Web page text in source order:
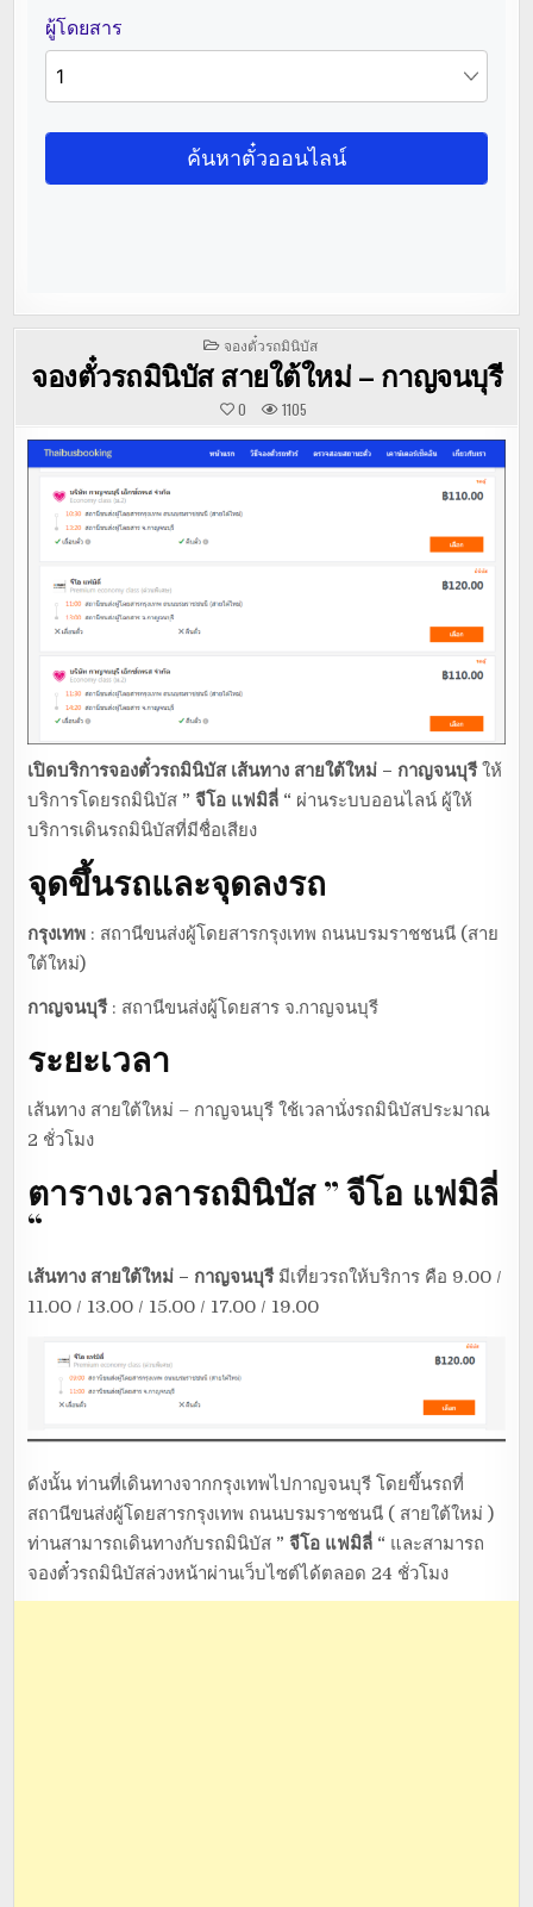
POSTED
IN
จองตั๋วรถมินิบัส
จองตั๋วรถมินิบัส สายใต้ใหม่ – กาญจนบุรี
0 1105
เปิดบริการจองตั๋วรถมินิบัส เส้นทาง สายใต้ใหม่ – กาญจนบุรีให้
บริการโดยรถมินิบัส ” จีโอ แฟมิลี่ “ ผ่านระบบออนไลน์ ผู้ให้
บริการเดินรถมินิบัสที่มีชื่อเสียง
จุดขึ้นรถและจุดลงรถ
กรุงเทพ : สถานีขนส่งผู้โดยสารกรุงเทพ ถนนบรมราชชนนี (สาย
ใต้ใหม่)
กาญจนบุรี : สถานีขนส่งผู้โดยสาร จ.กาญจนบุรี
ระยะเวลา
เส้นทาง สายใต้ใหม่ – กาญจนบุรี ใช้เวลานั่งรถมินิบัสประมาณ
2 ชั่วโมง
ตารางเวลารถมินิบัส” จีโอ แฟมิลี่
“
เส้นทาง สายใต้ใหม่ – กาญจนบุรี มีเที่ยวรถให้บริการ คือ 9.00 /
11.00 / 13.00 / 15.00 / 17.00 / 19.00
ดังนั้น ท่านที่เดินทางจากกรุงเทพไปกาญจนบุรี โดยขึ้นรถที่
สถานีขนส่งผู้โดยสารกรุงเทพ ถนนบรมราชชนนี ( สายใต้ใหม่ )
ท่านสามารถเดินทางกับรถมินิบัส ” จีโอ แฟมิลี่ “ และสามารถ
จองตั๋วรถมินิบัสล่วงหน้าผ่านเว็บไซต์ได้ตลอด 24 ชั่วโมง